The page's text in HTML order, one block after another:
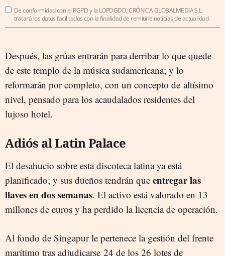
De conformidad con el RGPD y la LOPDGDD, CRÓNICA GLOBALMEDIA S.L.
tratará los datos facilitados con la finalidad de remitirle noticias de actualidad.
Después, las grúas entrarán para derribar lo que quede
de este templo de la música sudamericana; y lo
reformarán por completo, con un concepto de altísimo
nivel, pensado para los acaudalados residentes del
lujoso hotel.
Adiós al Latin Palace
El desahucio sobre esta discoteca latina ya está
planificado; y sus dueños tendrán que entregar las
llaves en dos semanas. El activo está valorado en 13
millones de euros y ha perdido la licencia de operación.
Al fondo de Singapur le pertenece la gestión del frente
marítimo tras adjudicarse 24 de los 26 lotes de